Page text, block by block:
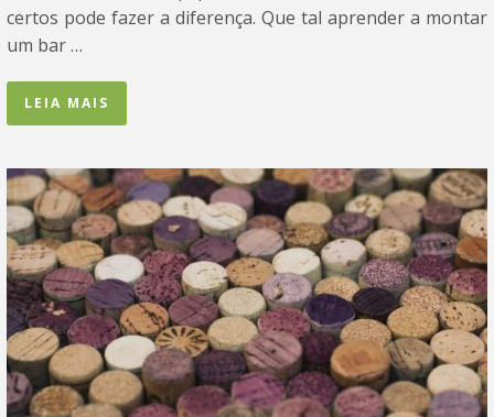
certos pode fazer a diferença. Que tal aprender a montar
um bar …
LEIA MAIS